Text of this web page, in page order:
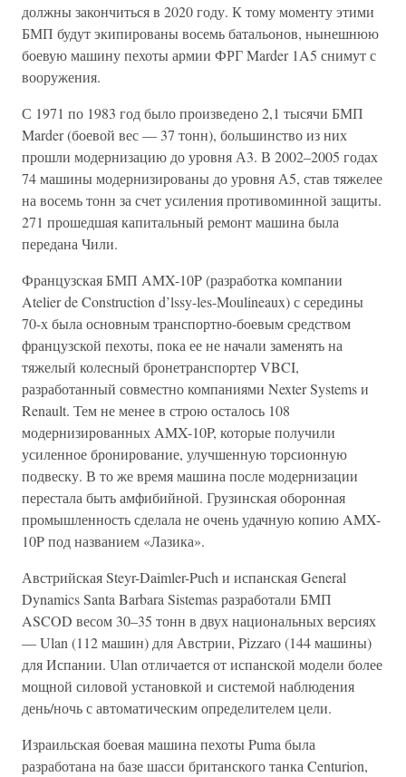
должны закончиться в 2020 году. К тому моменту этими
БМП будут экипированы восемь батальонов, нынешнюю
боевую машину пехоты армии ФРГ Marder 1A5 снимут с
вооружения.
С 1971 по 1983 год было произведено 2,1 тысячи БМП
Marder (боевой вес — 37 тонн), большинство из них
прошли модернизацию до уровня А3. В 2002–2005 годах
74 машины модернизированы до уровня А5, став тяжелее
на восемь тонн за счет усиления противоминной защиты.
271 прошедшая капитальный ремонт машина была
передана Чили.
Французская БМП AMX-10P (разработка компании
Atelier de Construction d’lssy-les-Moulineaux) с середины
70-х была основным транспортно-боевым средством
французской пехоты, пока ее не начали заменять на
тяжелый колесный бронетранспортер VBCI,
разработанный совместно компаниями Nexter Systems и
Renault. Тем не менее в строю осталось 108
модернизированных AMX-10P, которые получили
усиленное бронирование, улучшенную торсионную
подвеску. В то же время машина после модернизации
перестала быть амфибийной. Грузинская оборонная
промышленность сделала не очень удачную копию AMX-
10P под названием «Лазика».
Австрийская Steyr-Daimler-Puch и испанская General
Dynamics Santa Barbara Sistemas разработали БМП
ASCOD весом 30–35 тонн в двух национальных версиях
— Ulan (112 машин) для Австрии, Pizzaro (144 машины)
для Испании. Ulan отличается от испанской модели более
мощной силовой установкой и системой наблюдения
день/ночь с автоматическим определителем цели.
Израильская боевая машина пехоты Puma была
разработана на базе шасси британского танка Centurion,